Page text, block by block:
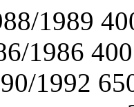
1989
1986
1992